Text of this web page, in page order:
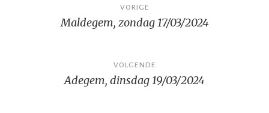
navigatie
VORIGE
Maldegem, zondag 17/03/2024
VOLGENDE
Adegem, dinsdag 19/03/2024